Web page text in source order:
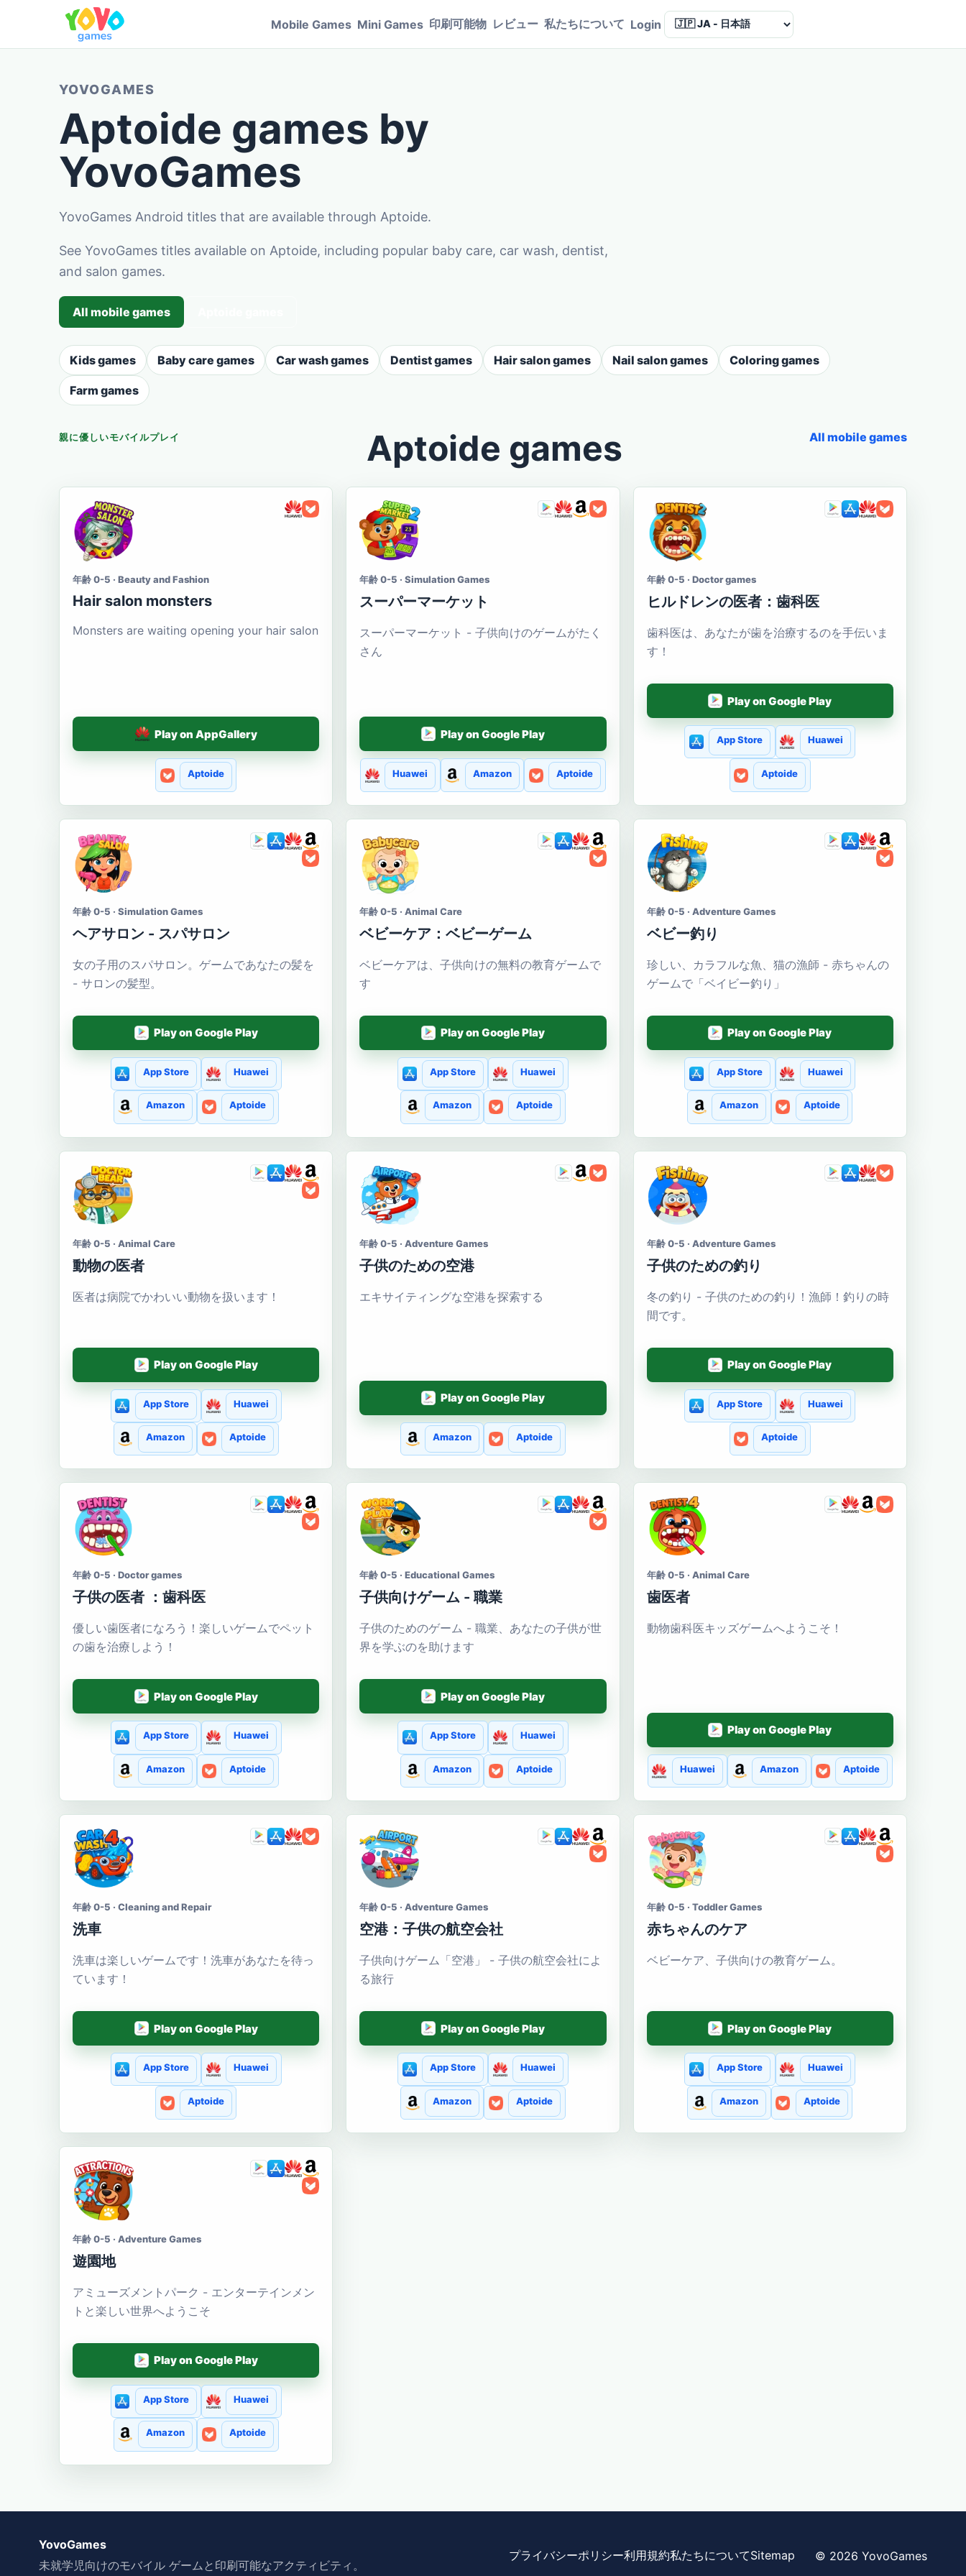
Mobile Games Mini Games 印刷可能物 レビュー 私たちについて Login Language
YOVOGAMES
Aptoide games by
YovoGames
YovoGames Android titles that are available through Aptoide.
See YovoGames titles available on Aptoide, including popular baby care, car wash, dentist,
and salon games.
All mobile games
Kids games Baby care games Car wash games Dentist games Hair salon games Nail salon games Coloring games
Farm games
親に優しいモバイルプレイ Aptoide games All mobile games
年齢 0-5 · Beauty and Fashion
Hair salon monsters
Monsters are waiting opening your hair salon
Play on AppGallery
Aptoide
年齢 0-5 · Simulation Games
スーパーマーケット
スーパーマーケット - 子供向けのゲームがたく
さん
Play on Google Play
Huawei Amazon Aptoide
年齢 0-5 · Doctor games
ヒルドレンの医者：歯科医
歯科医は、あなたが歯を治療するのを手伝いま
す！
Play on Google Play
App Store Huawei
Aptoide
年齢 0-5 · Simulation Games
ヘアサロン - スパサロン
女の子用のスパサロン。ゲームであなたの髪を
- サロンの髪型。
Play on Google Play
App Store Huawei
Amazon Aptoide
年齢 0-5 · Animal Care
ベビーケア：ベビーゲーム
ベビーケアは、子供向けの無料の教育ゲームで
す
Play on Google Play
App Store Huawei
Amazon Aptoide
年齢 0-5 · Adventure Games
ベビー釣り
珍しい、カラフルな魚、猫の漁師 - 赤ちゃんの
ゲームで「ベイビー釣り」
Play on Google Play
App Store Huawei
Amazon Aptoide
年齢 0-5 · Animal Care
動物の医者
医者は病院でかわいい動物を扱います！
Play on Google Play
App Store Huawei
Amazon Aptoide
年齢 0-5 · Adventure Games
子供のための空港
エキサイティングな空港を探索する
Play on Google Play
Amazon Aptoide
年齢 0-5 · Adventure Games
子供のための釣り
冬の釣り - 子供のための釣り！漁師！釣りの時
間です。
Play on Google Play
App Store Huawei
Aptoide
年齢 0-5 · Doctor games
子供の医者 ：歯科医
優しい歯医者になろう！楽しいゲームでペット
の歯を治療しよう！
Play on Google Play
App Store Huawei
Amazon Aptoide
年齢 0-5 · Educational Games
子供向けゲーム - 職業
子供のためのゲーム - 職業、あなたの子供が世
界を学ぶのを助けます
Play on Google Play
App Store Huawei
Amazon Aptoide
年齢 0-5 · Animal Care
歯医者
動物歯科医キッズゲームへようこそ！
Play on Google Play
Huawei Amazon Aptoide
年齢 0-5 · Cleaning and Repair
洗車
洗車は楽しいゲームです！洗車があなたを待っ
ています！
Play on Google Play
App Store Huawei
Aptoide
年齢 0-5 · Adventure Games
空港：子供の航空会社
子供向けゲーム「空港」 - 子供の航空会社によ
る旅行
Play on Google Play
App Store Huawei
Amazon Aptoide
年齢 0-5 · Toddler Games
赤ちゃんのケア
ベビーケア、子供向けの教育ゲーム。
Play on Google Play
App Store Huawei
Amazon Aptoide
年齢 0-5 · Adventure Games
遊園地
アミューズメントパーク - エンターテインメン
トと楽しい世界へようこそ
Play on Google Play
App Store Huawei
Amazon Aptoide
YovoGames
未就学児向けのモバイル ゲームと印刷可能なアクティビティ。
プライバシーポリシー利用規約私たちについてSitemap © 2026 YovoGames